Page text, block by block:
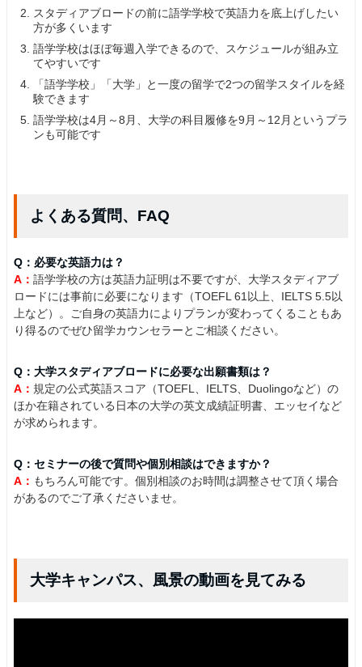
スタディアブロードの前に語学学校で英語力を底上げしたい
方が多くいます
語学学校はほぼ毎週入学できるので、スケジュールが組み立
てやすいです
「語学学校」「大学」と一度の留学で2つの留学スタイルを経
験できます
語学学校は4月～8月、大学の科目履修を9月～12月というプラ
ンも可能です
よくある質問、FAQ
Q：必要な英語力は？
A： 語学学校の方は英語力証明は不要ですが、大学スタディアブ
ロードには事前に必要になります（TOEFL 61以上、IELTS 5.5以
上など）。ご自身の英語力によりプランが変わってくることもあ
り得るのでぜひ留学カウンセラーとご相談ください。
Q：大学スタディアブロードに必要な出願書類は？
A： 規定の公式英語スコア（TOEFL、IELTS、Duolingoなど）の
ほか在籍されている日本の大学の英文成績証明書、エッセイなど
が求められます。
Q：セミナーの後で質問や個別相談はできますか？
A： もちろん可能です。個別相談のお時間は調整させて頂く場合
があるのでご了承くださいませ。
大学キャンパス、風景の動画を見てみる